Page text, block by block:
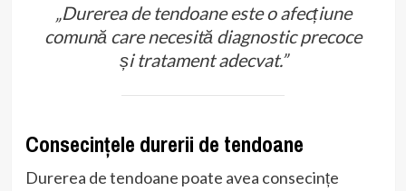
„Durerea de tendoane este o afecțiune
comună care necesită diagnostic precoce
și tratament adecvat.”
Consecințele durerii de tendoane
Durerea de tendoane poate avea consecințe